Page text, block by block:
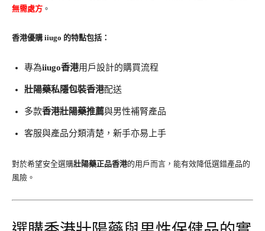
無需處方 。
香港優購 iiugo 的特點包括：
專為iiugo香港用戶設計的購買流程
壯陽藥私隱包裝香港配送
多款香港壯陽藥推薦與男性補腎產品
客服與產品分類清楚，新手亦易上手
對於希望安全選購壯陽藥正品香港的用戶而言，能有效降低選錯產品的
風險。